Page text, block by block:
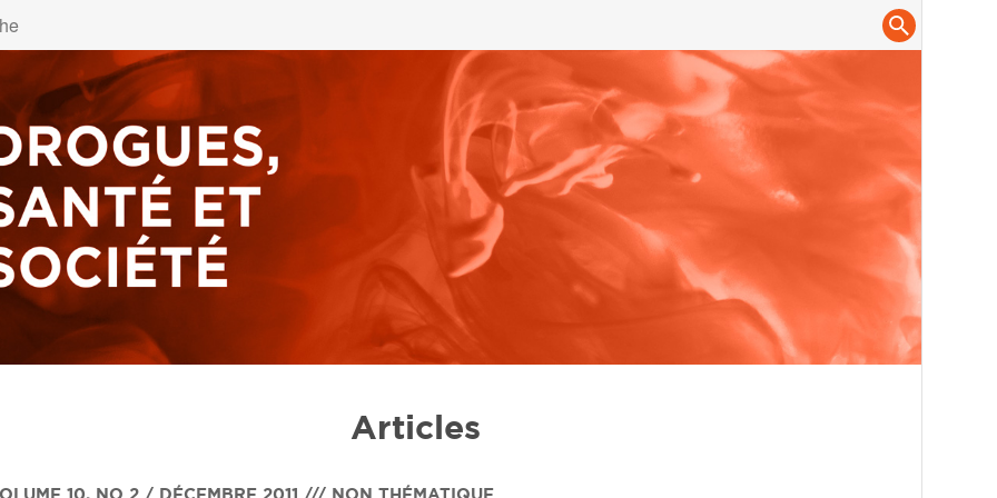
Articles
10, NO 2 / DÉCEMBRE 2011 /// NON THÉMATIQUE